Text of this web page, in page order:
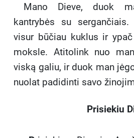
Mano Dieve, duok
kantrybės su
visur būčiau kuklus ir
moksle. Atitolink nuo
viską galiu, ir duok man
nuolat padidinti savo
Prisiekiu